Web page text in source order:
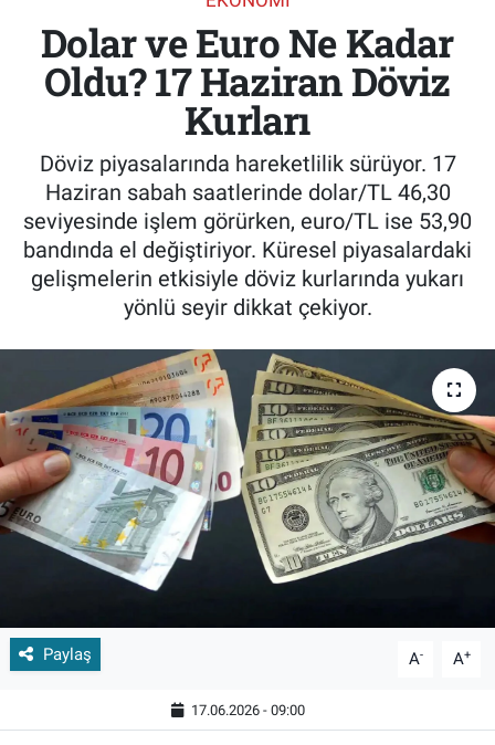
Dolar ve Euro Ne Kadar
Oldu? 17 Haziran Döviz
Kurları
Döviz piyasalarında hareketlilik sürüyor. 17
Haziran sabah saatlerinde dolar/TL 46,30
seviyesinde işlem görürken, euro/TL ise 53,90
bandında el değiştiriyor. Küresel piyasalardaki
gelişmelerin etkisiyle döviz kurlarında yukarı
yönlü seyir dikkat çekiyor.
Paylaş A- A+
17.06.2026 - 09:00